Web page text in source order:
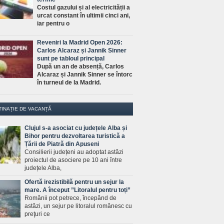
Costul gazului și al electricității a
urcat constant în ultimii cinci ani,
iar pentru o
Reveniri la Madrid Open 2026:
Carlos Alcaraz și Jannik Sinner
sunt pe tabloul principal
După un an de absență, Carlos
Alcaraz și Jannik Sinner se întorc
în turneul de la Madrid.
DE VACANȚĂ
Clujul s-a asociat cu județele Alba și
Bihor pentru dezvoltarea turistică a
Țării de Piatră din Apuseni
Consilierii județeni au adoptat astăzi
proiectul de asociere pe 10 ani între
județele Alba,
Ofertă irezistibilă pentru un sejur la
mare. A început ”Litoralul pentru toți”
Românii pot petrece, începând de
astăzi, un sejur pe litoralul românesc cu
preţuri ce